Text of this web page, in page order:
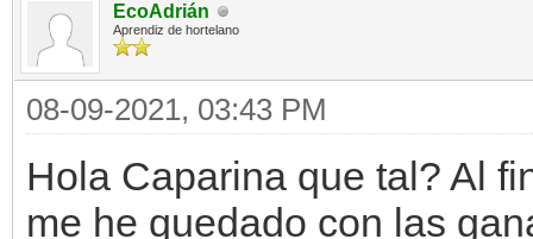
EcoAdrián
Aprendiz de hortelano
08-09-2021, 03:43 PM
Hola Caparina que tal? Al
me he quedado con las